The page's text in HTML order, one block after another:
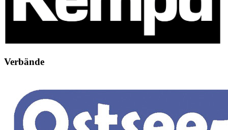
Verbände